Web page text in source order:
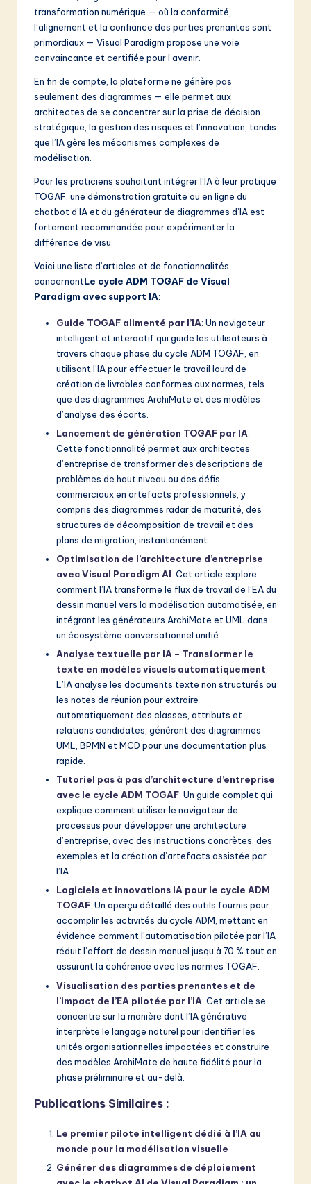
transformation numérique — où la conformité,
l’alignement et la confiance des parties prenantes sont
primordiaux — Visual Paradigm propose une voie
convaincante et certifiée pour l’avenir.
En fin de compte, la plateforme ne génère pas
seulement des diagrammes — elle permet aux
architectes de se concentrer sur la prise de décision
stratégique, la gestion des risques et l’innovation, tandis
que l’IA gère les mécanismes complexes de
modélisation.
Pour les praticiens souhaitant intégrer l’IA à leur pratique
TOGAF, une démonstration gratuite ou en ligne du
chatbot d’IA et du générateur de diagrammes d’IA est
fortement recommandée pour expérimenter la
différence de visu.
Voici une liste d’articles et de fonctionnalités
concernantLe cycle ADM TOGAF de Visual
Paradigm avec support IA:
Guide TOGAF alimenté par l’IA: Un navigateur
intelligent et interactif qui guide les utilisateurs à
travers chaque phase du cycle ADM TOGAF, en
utilisant l’IA pour effectuer le travail lourd de
création de livrables conformes aux normes, tels
que des diagrammes ArchiMate et des modèles
d’analyse des écarts.
Lancement de génération TOGAF par IA:
Cette fonctionnalité permet aux architectes
d’entreprise de transformer des descriptions de
problèmes de haut niveau ou des défis
commerciaux en artefacts professionnels, y
compris des diagrammes radar de maturité, des
structures de décomposition de travail et des
plans de migration, instantanément.
Optimisation de l’architecture d’entreprise
avec Visual Paradigm AI: Cet article explore
comment l’IA transforme le flux de travail de l’EA du
dessin manuel vers la modélisation automatisée, en
intégrant les générateurs ArchiMate et UML dans
un écosystème conversationnel unifié.
Analyse textuelle par IA – Transformer le
texte en modèles visuels automatiquement:
L’IA analyse les documents texte non structurés ou
les notes de réunion pour extraire
automatiquement des classes, attributs et
relations candidates, générant des diagrammes
UML, BPMN et MCD pour une documentation plus
rapide.
Tutoriel pas à pas d’architecture d’entreprise
avec le cycle ADM TOGAF: Un guide complet qui
explique comment utiliser le navigateur de
processus pour développer une architecture
d’entreprise, avec des instructions concrètes, des
exemples et la création d’artefacts assistée par
l’IA.
Logiciels et innovations IA pour le cycle ADM
TOGAF: Un aperçu détaillé des outils fournis pour
accomplir les activités du cycle ADM, mettant en
évidence comment l’automatisation pilotée par l’IA
réduit l’effort de dessin manuel jusqu’à 70 % tout en
assurant la cohérence avec les normes TOGAF.
Visualisation des parties prenantes et de
l’impact de l’EA pilotée par l’IA: Cet article se
concentre sur la manière dont l’IA générative
interprète le langage naturel pour identifier les
unités organisationnelles impactées et construire
des modèles ArchiMate de haute fidélité pour la
phase préliminaire et au-delà.
Publications Similaires :
Le premier pilote intelligent dédié à l’IA au
monde pour la modélisation visuelle
Générer des diagrammes de déploiement